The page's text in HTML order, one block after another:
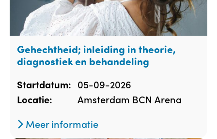
Gehechtheid; inleiding in theorie,
diagnostiek en behandeling
Startdatum: 05-09-2026
Locatie:
Amsterdam BCN Arena
Meer informatie